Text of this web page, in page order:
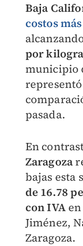
Baja
costos
por
municipio
pasada.
En
Zaragoza
bajas esta
de 16.78
con IVA
Jiménez,
Zaragoza.